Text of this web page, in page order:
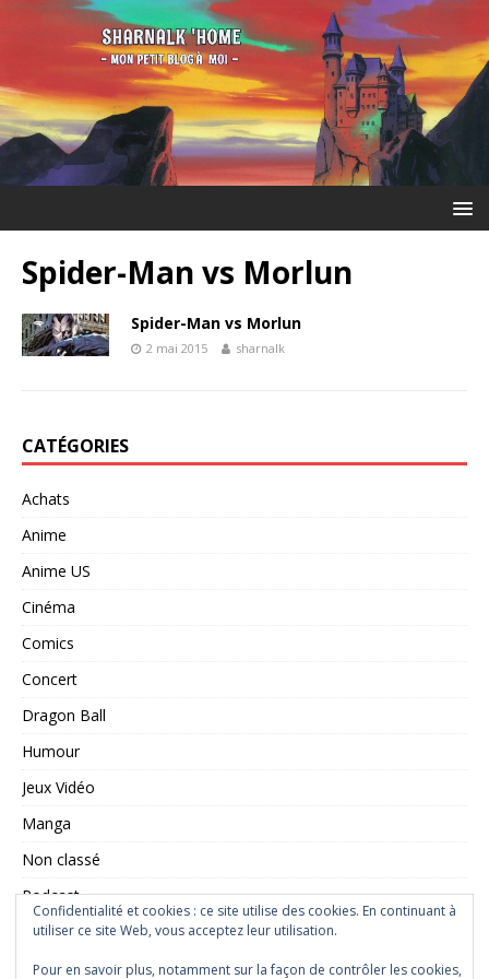
Spider-Man vs Morlun
Spider-Man vs Morlun
2 mai 2015 sharnalk
CATÉGORIES
Achats
Anime
Anime US
Cinéma
Comics
Concert
Dragon Ball
Humour
Jeux Vidéo
Manga
Non classé
Podcast
Saint Seiya
Série TV
Confidentialité et cookies : ce site utilise des cookies. En continuant à
utiliser ce site Web, vous acceptez leur utilisation.
Pour en savoir plus, notamment sur la façon de contrôler les cookies,